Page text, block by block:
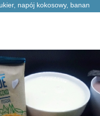
napój kokosowy, banan